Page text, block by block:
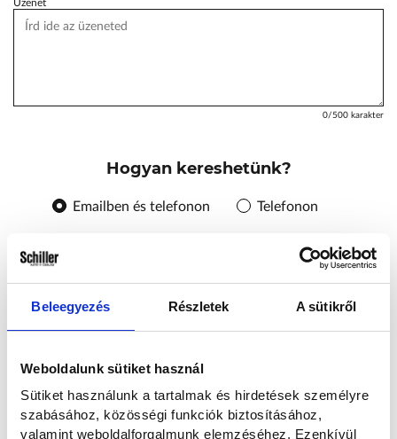
Beleegyezés Részletek A sütikről
Weboldalunk sütiket használ
Sütiket használunk a tartalmak és hirdetések személyre
szabásához, közösségi funkciók biztosításához,
valamint weboldalforgalmunk elemzéséhez. Ezenkívül
Üzenet
0/500 karakter
Hogyan kereshetünk?
Emailben és telefonon Telefonon
Elolvastam és hozzájárulok a személyes adataim kezeléséhez az
Adatvédelmi nyilatkozatbanfoglaltaknak megfelelően.
Szeretnék feliratkozni a hírlevélre.